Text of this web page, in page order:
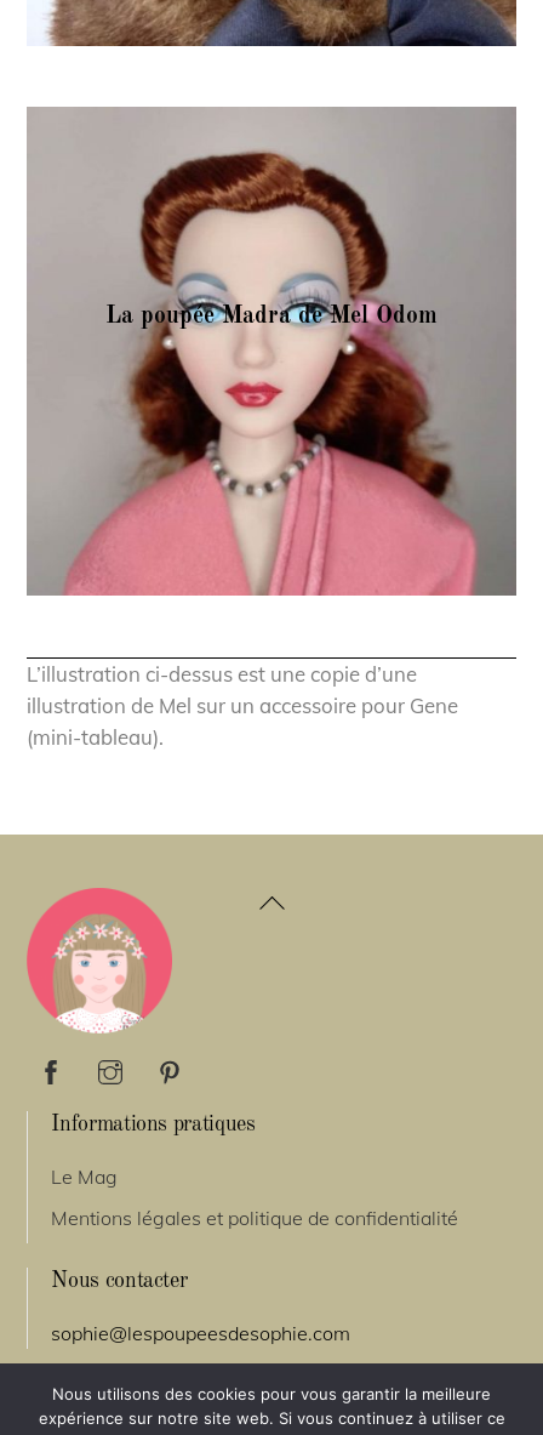
La poupée Madra de Mel Odom
L’illustration ci-dessus est une copie d’une
illustration de Mel sur un accessoire pour Gene
(mini-tableau).
Back
Informations pratiques
Le Mag
Mentions légales et politique de confidentialité
Nous contacter
sophie@lespoupeesdesophie.com
Les poupées de Sophie2026
Nous utilisons des cookies pour vous garantir la meilleure
expérience sur notre site web. Si vous continuez à utiliser ce